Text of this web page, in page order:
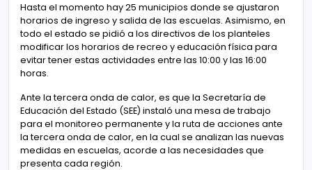
Hasta el momento hay 25 municipios donde se ajustaron
horarios de ingreso y salida de las escuelas. Asimismo, en
todo el estado se pidió a los directivos de los planteles
modificar los horarios de recreo y educación física para
evitar tener estas actividades entre las 10:00 y las 16:00
horas.
Ante la tercera onda de calor, es que la Secretaría de
Educación del Estado (SEE) instaló una mesa de trabajo
para el monitoreo permanente y la ruta de acciones ante
la tercera onda de calor, en la cual se analizan las nuevas
medidas en escuelas, acorde a las necesidades que
presenta cada región.